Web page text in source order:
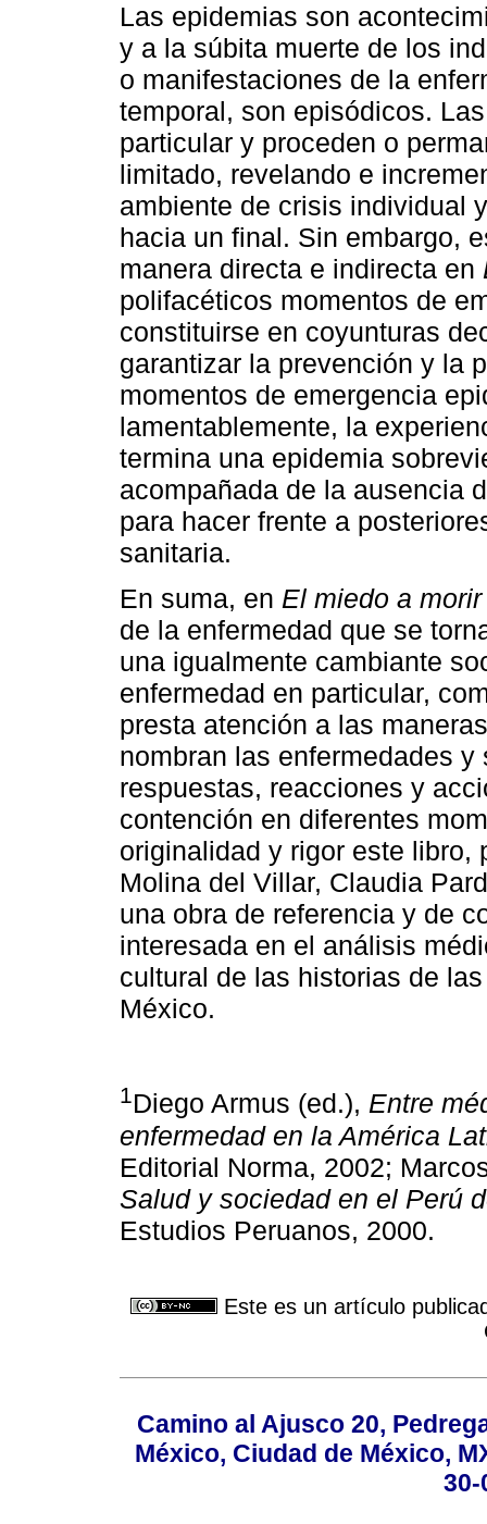
Las epidemias son
y a la súbita muerte de los
o manifestaciones de la
temporal, son episódicos.
particular y proceden o
limitado, revelando e
ambiente de crisis individual
hacia un final. Sin embargo,
manera directa e indirecta en
polifacéticos momentos de
constituirse en coyunturas
garantizar la prevención y la
momentos de emergencia
lamentablemente, la
termina una epidemia
acompañada de la ausencia
para hacer frente a
sanitaria.
En suma, en El miedo a morir
de la enfermedad que se
una igualmente cambiante
enfermedad en particular,
presta atención a las
nombran las enfermedades
respuestas, reacciones y
contención en diferentes
originalidad y rigor este libro,
Molina del Villar, Claudia
una obra de referencia y de
interesada en el análisis
cultural de las historias de
México.
1Diego Armus (ed.), Entre
enfermedad en la América
Editorial Norma, 2002;
Salud y sociedad en el Perú
Estudios Peruanos, 2000.
Este es un artículo
Camino al Ajusco 20,
México, Ciudad de México,
30-